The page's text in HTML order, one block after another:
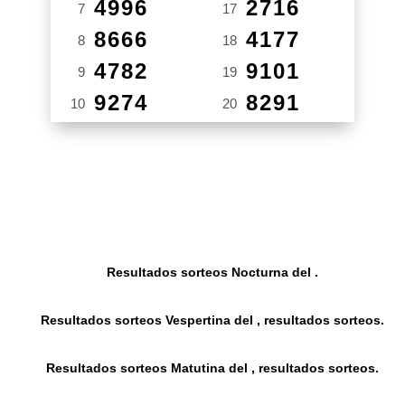
7 4996
8 8666
9 4782
10 9274
17 2716
18 4177
19 9101
20 8291
Resultados sorteos Nocturna del .
Resultados sorteos Vespertina del , resultados sorteos.
Resultados sorteos Matutina del , resultados sorteos.